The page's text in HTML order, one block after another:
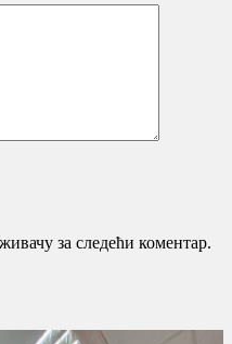
за следећи коментар.